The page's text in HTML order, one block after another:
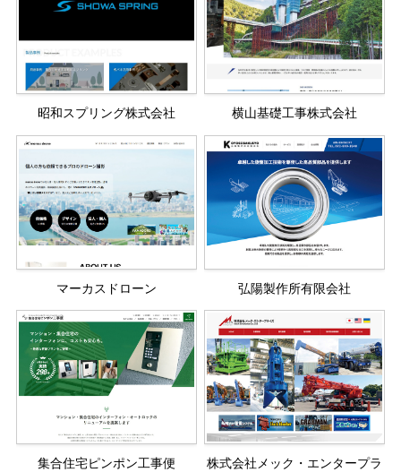
昭和スプリング株式会社 横山基礎工事株式会社
マーカスドローン 弘陽製作所有限会社
集合住宅ピンポン工事便
株式会社メック・エンタープラ